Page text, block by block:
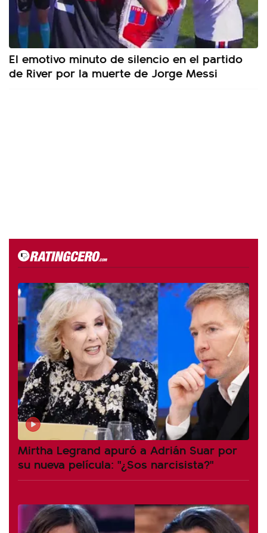
El emotivo minuto de silencio en el partido
de River por la muerte de Jorge Messi
Mirtha Legrand apuró a Adrián Suar por
su nueva película: "¿Sos narcisista?"